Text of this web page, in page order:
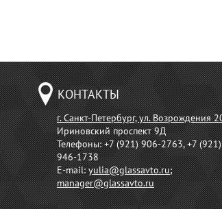
КОНТАКТЫ
г. Санкт-Петербург, ул. Возрождения
Ириновский проспект 9Д
Телефоны:+7 (921) 906-2763, +7 (921)
946-1738
E-mail:yulia@glassavto.ru;
manager@glassavto.ru